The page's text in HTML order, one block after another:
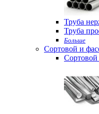
Труба
Труба
Больше
Сортовой и